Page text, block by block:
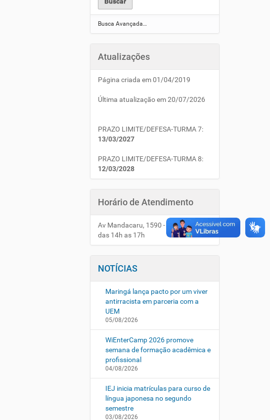
Busca Avançada…
Atualizações
Página criada em 01/04/2019
Última atualização em 20/07/2026
PRAZO LIMITE/DEFESA-TURMA 7:
13/03/2027
PRAZO LIMITE/DEFESA-TURMA 8:
12/03/2028
Horário de Atendimento
Av Mandacaru, 1590 - Anexo HUM
das 14h as 17h
NOTÍCIAS
Maringá lança pacto por um viver
antirracista em parceria com a
UEM
05/08/2026
WiEnterCamp 2026 promove
semana de formação acadêmica e
profissional
04/08/2026
IEJ inicia matrículas para curso de
língua japonesa no segundo
semestre
03/08/2026